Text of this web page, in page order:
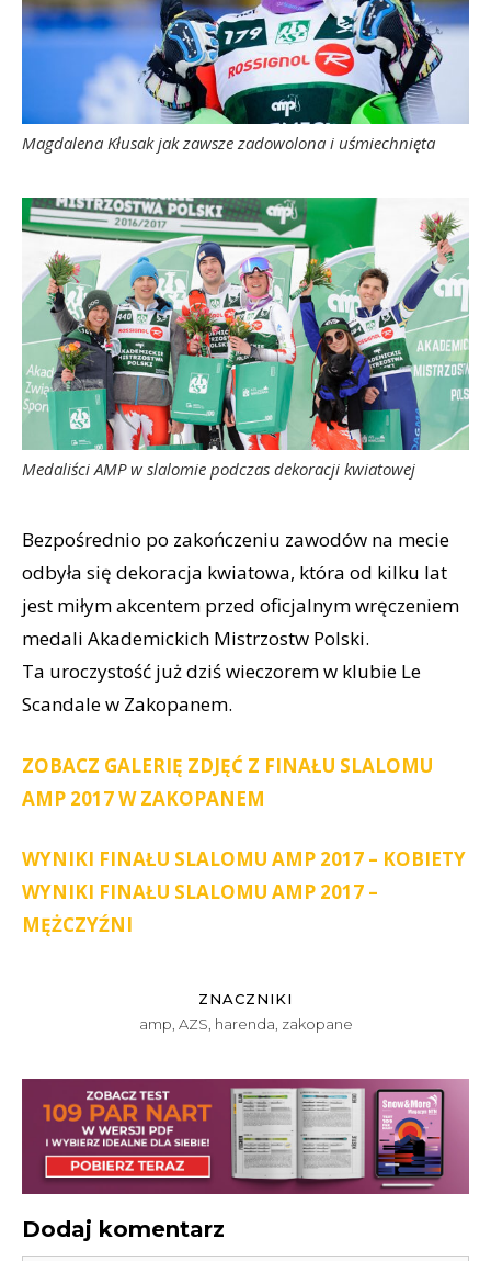
Magdalena Kłusak jak zawsze zadowolona i uśmiechnięta
Medaliści AMP w slalomie podczas dekoracji kwiatowej
Bezpośrednio po zakończeniu zawodów na mecie
odbyła się dekoracja kwiatowa, która od kilku lat
jest miłym akcentem przed oficjalnym wręczeniem
medali Akademickich Mistrzostw Polski.
Ta uroczystość już dziś wieczorem w klubie Le
Scandale w Zakopanem.
ZOBACZ GALERIĘ ZDJĘĆ Z FINAŁU SLALOMU
AMP 2017 W ZAKOPANEM
WYNIKI FINAŁU SLALOMU AMP 2017 – KOBIETY
WYNIKI FINAŁU SLALOMU AMP 2017 –
MĘŻCZYŹNI
ZNACZNIKI
amp AZS harenda zakopane
Dodaj komentarz